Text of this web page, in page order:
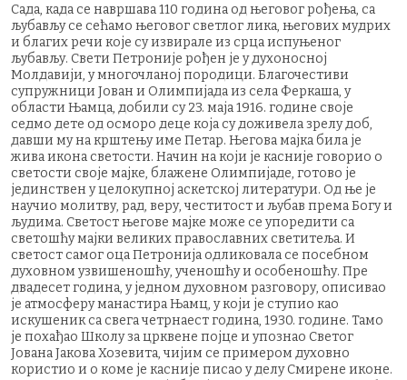
Сада, када се навршава 110 година од његовог рођења, са
љубављу се сећамо његовог светлог лика, његових мудрих
и благих речи које су извирале из срца испуњеног
љубављу. Свети Петроније рођен је у духоносној
Молдавији, у многочланој породици. Благочестиви
супружници Јован и Олимпијада из села Феркаша, у
области Њамца, добили су 23. маја 1916. године своје
седмо дете од осморо деце која су доживела зрелу доб,
давши му на крштењу име Петар. Његова мајка била је
жива икона светости. Начин на који је касније говорио о
светости своје мајке, блажене Олимпијаде, готово је
јединствен у целокупној аскетској литератури. Од ње је
научио молитву, рад, веру, честитост и љубав према Богу и
људима. Светост његове мајке може се упоредити са
светошћу мајки великих православних светитеља. И
светост самог оца Петронија одликовала се посебном
духовном узвишеношћу, ученошћу и особеношћу. Пре
двадесет година, у једном духовном разговору, описивао
је атмосферу манастира Њамц, у који је ступио као
искушеник са свега четрнаест година, 1930. године. Тамо
је похађао Школу за црквене појце и упознао Светог
Јована Јакова Хозевита, чијим се примером духовно
користио и о коме је касније писао у делу Смирене иконе.